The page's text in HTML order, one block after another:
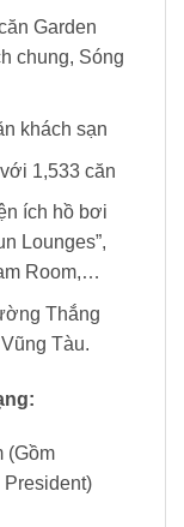
Garden
chung, Sóng
khách sạn
1,533 căn
ích hồ bơi
Lounges”,
Room,…
Thắng
Tàu.
(Gồm
President)